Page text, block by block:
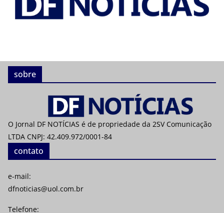
sobre
O Jornal DF NOTÍCIAS é de propriedade da 2SV Comunicação
LTDA CNPJ: 42.409.972/0001-84
contato
e-mail:
dfnoticias@uol.com.br
Telefone: